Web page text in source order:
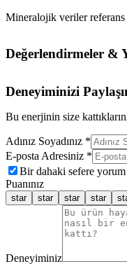
Mineralojik veriler referans
Değerlendirmeler &
Deneyiminizi
Bu enerjinin size
Adınız Soyadınız *
E-posta Adresiniz *
Bir dahaki sefere yorum
Puanınız
star star star star
Deneyiminiz